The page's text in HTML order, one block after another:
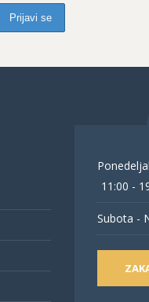
11:00 -
Subota -